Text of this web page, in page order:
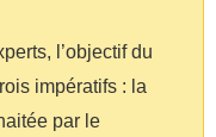
l’objectif du
impératifs : la
par le